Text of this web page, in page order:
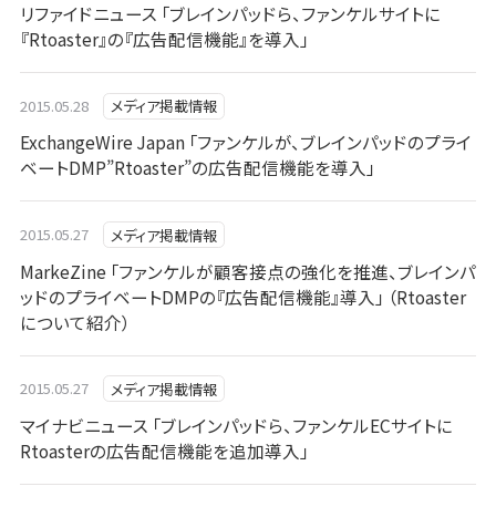
リファイドニュース 「ブレインパッドら、ファンケルサイトに
『Rtoaster』の『広告配信機能』を導入」
2015.05.28 メディア掲載情報
ExchangeWire Japan 「ファンケルが、ブレインパッドのプライ
ベートDMP”Rtoaster”の広告配信機能を導入」
2015.05.27 メディア掲載情報
MarkeZine 「ファンケルが顧客接点の強化を推進、ブレインパ
ッドのプライベートDMPの『広告配信機能』導入」 （Rtoaster
について紹介）
2015.05.27 メディア掲載情報
マイナビニュース 「ブレインパッドら、ファンケルECサイトに
Rtoasterの広告配信機能を追加導入」